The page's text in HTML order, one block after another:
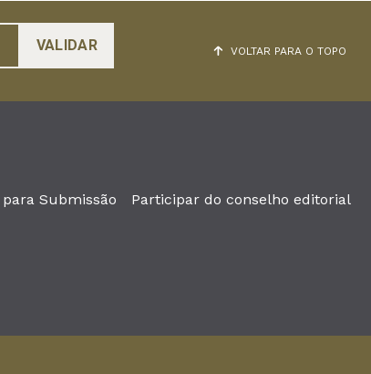
VOLTAR PARA O TOPO
Submissão Participar do conselho editorial